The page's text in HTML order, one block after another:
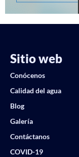
Sitio web
Conócenos
Calidad del agua
Blog
Galería
Contáctanos
COVID-19